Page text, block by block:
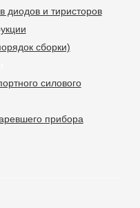
диодов и тиристоров
сборки)
силового
прибора